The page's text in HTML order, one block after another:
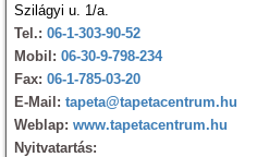
Szilágyi u. 1/a.
Tel.: 06-1-303-90-52
Mobil: 06-30-9-798-234
Fax: 06-1-785-03-20
E-Mail: tapeta@tapetacentrum.hu
Weblap: www.tapetacentrum.hu
Nyitvatartás: